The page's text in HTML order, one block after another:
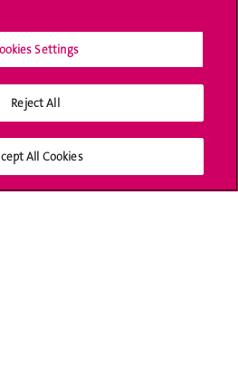
Settings
Reject All
All Cookies